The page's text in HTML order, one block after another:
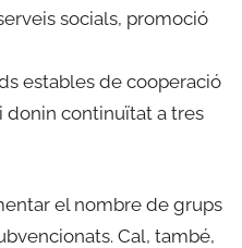
socials, promoció
estables de cooperació
donin continuïtat a tres
el nombre de grups
Cal, també,